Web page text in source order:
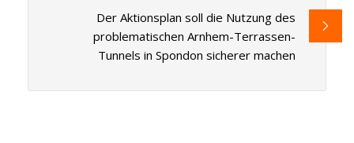
Der Aktionsplan soll die Nutzung des
problematischen Arnhem-Terrassen-
Tunnels in Spondon sicherer machen